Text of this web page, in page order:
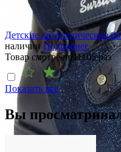
Детские ортопедические
наличии Подробнее
Товар смотрели11105раз
Показать все
Вы